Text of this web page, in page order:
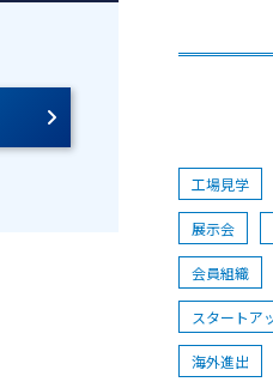
工場見学
展示会
会員組織
スタートア
海外進出